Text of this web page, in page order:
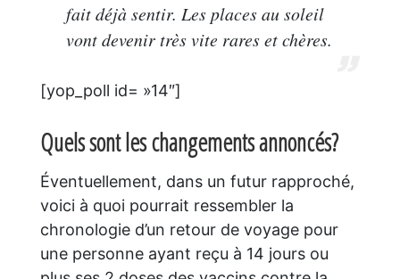
fait déjà sentir. Les places au soleil
vont devenir très vite rares et chères.
[yop_poll id= »14″]
Quels sont les changements annoncés?
Éventuellement, dans un futur rapproché,
voici à quoi pourrait ressembler la
chronologie d’un retour de voyage pour
une personne ayant reçu à 14 jours ou